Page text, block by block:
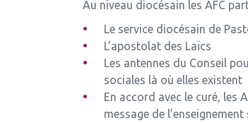
Au niveau diocésain les AFC
Le service diocésain de
L’apostolat des Laïcs
Les antennes du Conseil
sociales là où elles existent
En accord avec le curé, les
message de